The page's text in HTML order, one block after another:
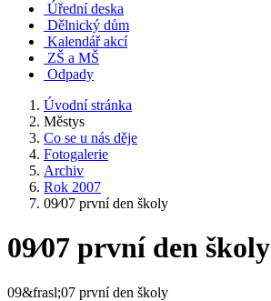
Úřední deska
Dělnický dům
Kalendář akcí
ZŠ a MŠ
Odpady
Úvodní stránka
Městys
Co se u nás děje
Fotogalerie
Archiv
Rok 2007
09⁄07 první den školy
09⁄07 první den školy
09&frasl;07 první den školy